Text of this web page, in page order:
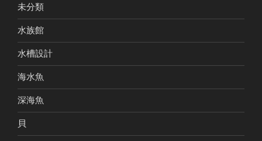
未分類
水族館
水槽設計
海水魚
深海魚
貝